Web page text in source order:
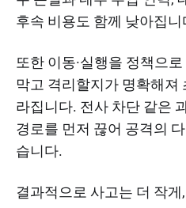
후속 비용도 함께 낮아집니
또한 이동·실행을 정책으
막고 격리할지가 명확해져
라집니다. 전사 차단 같은
경로를 먼저 끊어 공격의
습니다.
결과적으로 사고는 더 작